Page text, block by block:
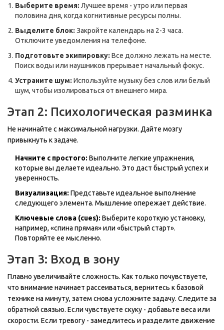
Выберите время: Лучшее время - утро или первая
половина дня, когда когнитивные ресурсы полны.
Выделите блок: Закройте календарь на 2-3 часа.
Отключите уведомления на телефоне.
Подготовьте экипировку: Все должно лежать на месте.
Поиск воды или наушников прерывает начальный фокус.
Устраните шум: Используйте музыку без слов или белый
шум, чтобы изолироваться от внешнего мира.
Этап 2: Психологическая разминка
Не начинайте с максимальной нагрузки. Дайте мозгу
привыкнуть к задаче.
Начните с простого: Выполните легкие упражнения,
которые вы делаете идеально. Это даст быстрый успех и
уверенность.
Визуализация: Представьте идеальное выполнение
следующего элемента. Мышление опережает действие.
Ключевые слова (cues): Выберите короткую установку,
например, «спина прямая» или «быстрый старт».
Повторяйте ее мысленно.
Этап 3: Вход в зону
Плавно увеличивайте сложность. Как только почувствуете,
что внимание начинает рассеиваться, вернитесь к базовой
технике на минуту, затем снова усложните задачу. Следите за
обратной связью. Если чувствуете скуку - добавьте веса или
скорости. Если тревогу - замедлитесь и разделите движение